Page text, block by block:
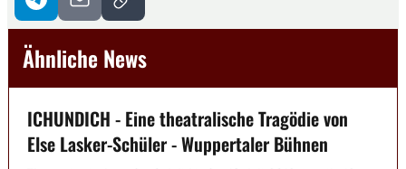
Ähnliche News
ICHUNDICH - Eine theatralische Tragödie von
Else Lasker-Schüler - Wuppertaler Bühnen